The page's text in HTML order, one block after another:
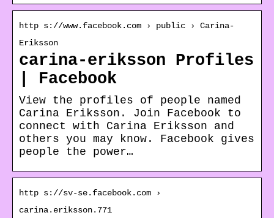
http s://www.facebook.com › public › Carina-
Eriksson
carina-eriksson Profiles
| Facebook
View the profiles of people named
Carina Eriksson. Join Facebook to
connect with Carina Eriksson and
others you may know. Facebook gives
people the power…
http s://sv-se.facebook.com ›
carina.eriksson.771